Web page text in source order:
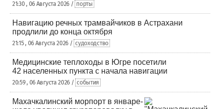
21:30 , 06 Августа 2026 / порты
Навигацию речных трамвайчиков в Астрахани
продлили до конца октября
21:15 , 06 Августа 2026 / судоходство
Медицинские теплоходы в Югре посетили
42 населенных пункта с начала навигации
20:59 , 06 Августа 2026 / события
Махачкалинский морпорт в январе-